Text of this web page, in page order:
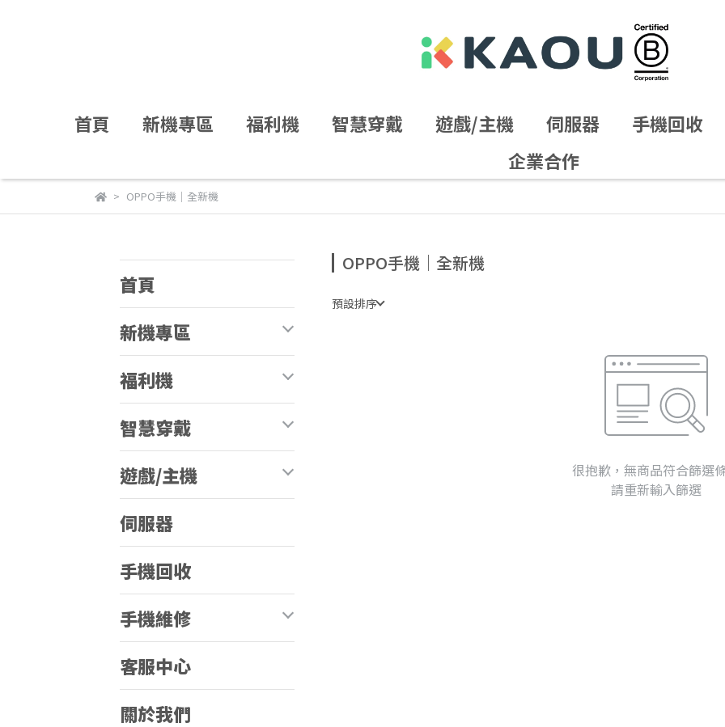
首頁 新機專區 福利機 智慧穿戴 遊戲/主機 伺服器
手機回收
企業合作
OPPO手機｜全新機
首頁
新機專區
福利機
智慧穿戴
遊戲/主機
伺服器
手機回收
手機維修
客服中心
關於我們
OPPO手機｜全新機
預設排序
很抱歉，無商品符合篩選
請重新輸入篩選